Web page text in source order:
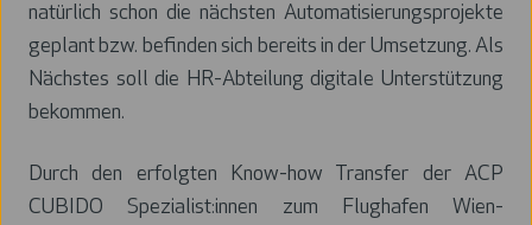
natürlich schon die nächsten Automatisierungsprojekte
geplant bzw. befinden sich bereits in der Umsetzung. Als
Nächstes soll die HR-Abteilung digitale Unterstützung
bekommen.
Durch den erfolgten Know-how Transfer der ACP
CUBIDO Spezialist:innen zum Flughafen Wien-